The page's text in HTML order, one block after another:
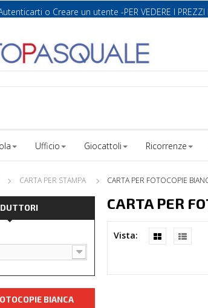
o Creare un utente -PER VEDERE I PREZZI
Ufficio Giocattoli Ricorrenze
CARTA PER STAMPA CARTA PER FOTOCOPIE
BIANCA
CARTA PER
Vista: